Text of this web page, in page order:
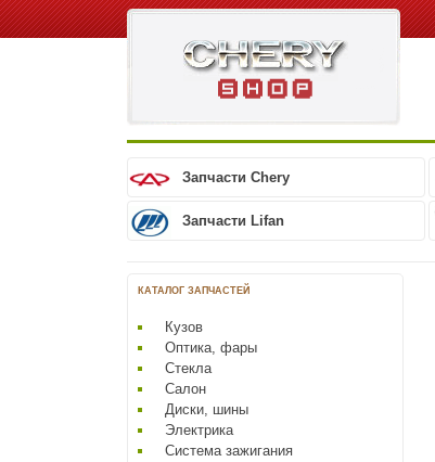
Запчасти Chery
Запчасти Lifan
КАТАЛОГ ЗАПЧАСТЕЙ
Кузов
Оптика, фары
Стекла
Салон
Диски, шины
Электрика
Система зажигания